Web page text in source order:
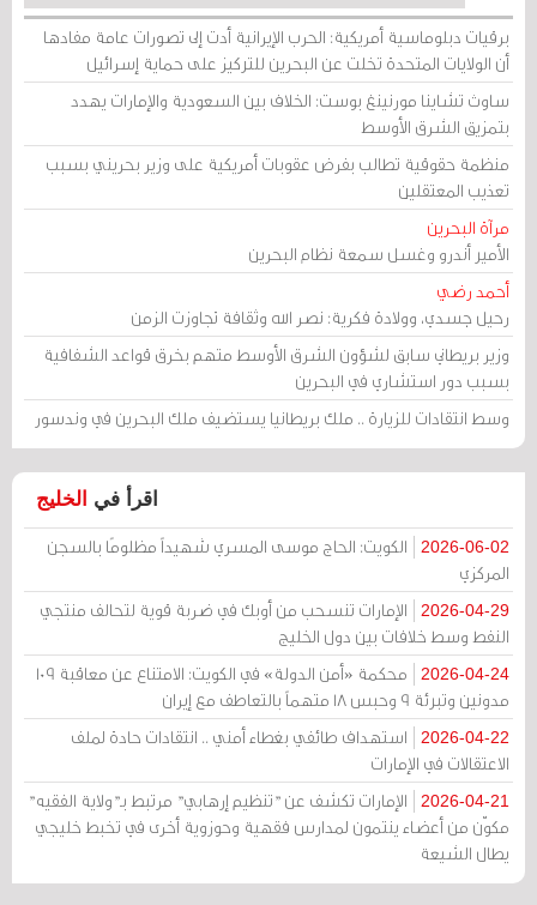
برقيات دبلوماسية أمريكية: الحرب الإيرانية أدت إلى تصورات عامة مفادها
أن الولايات المتحدة تخلت عن البحرين للتركيز على حماية إسرائيل
ساوث تشاينا مورنينغ بوست: الخلاف بين السعودية والإمارات يهدد
بتمزيق الشرق الأوسط
منظمة حقوقية تطالب بفرض عقوبات أمريكية على وزير بحريني بسبب
تعذيب المعتقلين
مرآة البحرين
الأمير أندرو وغسل سمعة نظام البحرين
أحمد رضي
رحيل جسدي، وولادة فكرية: نصر الله وثقافة تجاوزت الزمن
وزير بريطاني سابق لشؤون الشرق الأوسط متهم بخرق قواعد الشفافية
بسبب دور استشاري في البحرين
وسط انتقادات للزيارة .. ملك بريطانيا يستضيف ملك البحرين في وندسور
اقرأ في الخليج
2026-06-02
الكويت: الحاج موسى المسري شهيداً مظلومًا بالسجن
المركزي
2026-04-29
الإمارات تنسحب من أوبك في ضربة قوية لتحالف منتجي
النفط وسط خلافات بين دول الخليج
2026-04-24
محكمة «أمن الدولة» في الكويت: الامتناع عن معاقبة 109
مدونين وتبرئة 9 وحبس 18 متهماً بالتعاطف مع إيران
2026-04-22
استهداف طائفي بغطاء أمني .. انتقادات حادة لملف
الاعتقالات في الإمارات
2026-04-21
الإمارات تكشف عن "تنظيم إرهابي" مرتبط بـ"ولاية الفقيه"
مكوّن من أعضاء ينتمون لمدارس فقهية وحوزوية أخرى في تخبط خليجي
يطال الشيعة